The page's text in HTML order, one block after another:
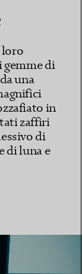
loro
di
una
in
zaffiri
di
di luna e